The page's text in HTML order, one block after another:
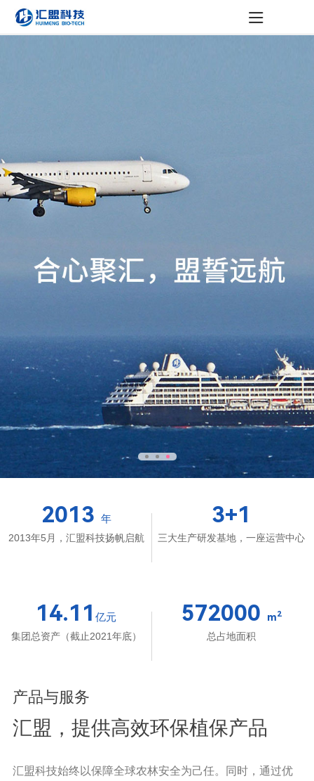
2013 年
2013年5月，汇盟科技扬帆启航
3+1
三大生产研发基地，一座运营中心
14.11亿元
集团总资产（截止2021年底）
572000 m2
总占地面积
产品与服务
汇盟，提供高效环保植保产品
汇盟科技始终以保障全球农林安全为己任。同时，通过优